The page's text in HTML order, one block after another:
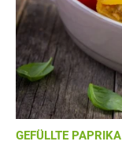
GEFÜLLTE PAPRIKA